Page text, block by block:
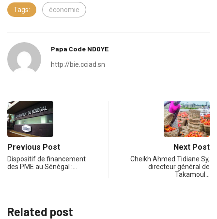
Tags: économie
Papa Code NDOYE
http://bie.cciad.sn
Previous Post
Dispositif de financement
des PME au Sénégal :…
Next Post
Cheikh Ahmed Tidiane Sy,
directeur général de
Takamoul…
Related post